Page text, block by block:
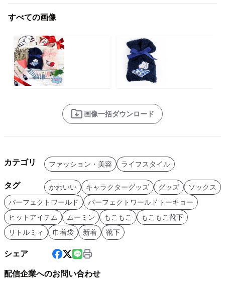
すべての画像
画像一括ダウンロード
カテゴリ ファッション・美容 ライフスタイル
タグ かわいい キャラクターグッズ グッズ
ソックス
パーフェクトワールド
パーフェクトワールドトーキョー
ヒットアイテム
ムーミン もこもこ
もこもこ靴下
リトルミィ
巾着袋 新着 靴下
シェア
配信企業へのお問い合わせ